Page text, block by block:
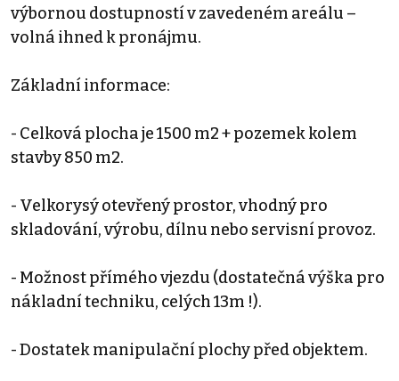
výbornou dostupností v zavedeném areálu –
volná ihned k pronájmu.
Základní informace:
- Celková plocha je 1500 m2 + pozemek kolem
stavby 850 m2.
- Velkorysý otevřený prostor, vhodný pro
skladování, výrobu, dílnu nebo servisní provoz.
- Možnost přímého vjezdu (dostatečná výška pro
nákladní techniku, celých 13m !).
- Dostatek manipulační plochy před objektem.